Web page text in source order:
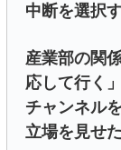
中断を選択
産業部の関
応して行く
チャンネル
立場を見せた